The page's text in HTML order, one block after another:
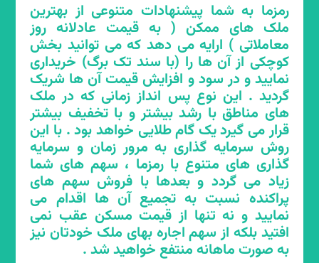
رمزما به شما پیشنهادات متنوعی از بهترین
ملک های ممکن ( به قیمت عادلانه روز
معاملاتی ) ارایه می دهد که می توانید بخش
کوچکی از آن ها را (با سند تک برگ) خریداری
نمایید و در سود و افزایش قیمت آن ها شریک
گردید . این نوع پس انداز زمانی که در ملک
های مناطق با رشد بیشتر و با تخفیف بیشتر
قرار می گیرد یک گام طلایی خواهد بود . با این
روش سرمایه گذاری به مرور زمان و سرمایه
گذاری های متنوع با رمزما ، سهم های شما
زیاد می گردد و بعدها با فروش سهم های
پراکنده نسبت به تجمیع آن ها اقدام می
نمایید و نه تنها از قیمت مسکن عقب نمی
افتید بلکه از سهم اجاره بهای ملک خودتان نیز
به صورت ماهانه منتفع خواهید شد .
سامانه ی رمزما خانه هایی را پیدا می نماید که
کمتر دچار تورم گردیده اند و شرط قرار گیری
مجدد آن ها توسط خریداران در سامانه این
است که قیمت فروش مجدد از تورم اعلامی
بانک مرکزی در حوزه مسکن بیشتر نباشد.
بنابراین هر ملکی که از طریق رمزما خریداری
می گردد قطعا برای اولین معامله زیر قیمت
منطقه بوده و در معامله های بعدی هم زیر
خط تورم خواهد بود. این ساز و کار که برای
اولین بار توسط سامانه رمزما معرفی گردیده به
معنای حداکثر تلاش مداوم در کنترل تورم در
حوزه مسکن است.